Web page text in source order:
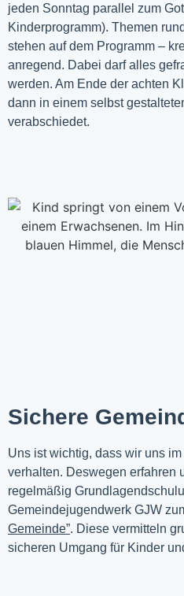
jeden Sonntag parallel zum
Kinderprogramm). Themen
stehen auf dem Programm –
anregend. Dabei darf alles
werden. Am Ende der achten
dann in einem selbst
verabschiedet.
Sichere
Uns ist wichtig, dass wir uns
verhalten. Deswegen erfahren
regelmäßig
Gemeindejugendwerk GJW
Gemeinde”. Diese vermitteln
sicheren Umgang für Kinder